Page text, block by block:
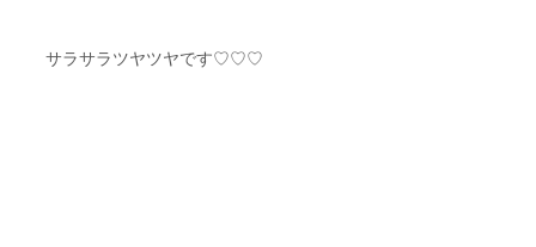
サラサラツヤツヤです♡♡♡